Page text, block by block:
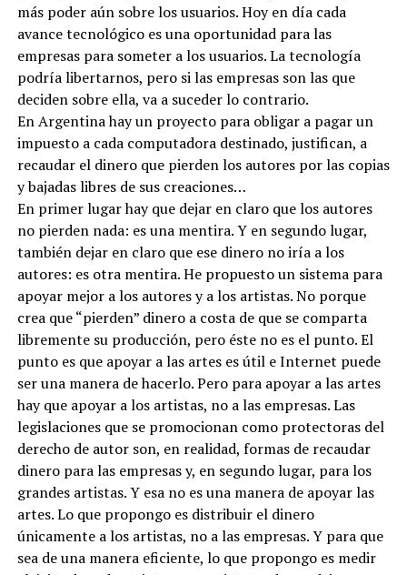
más poder aún sobre los usuarios. Hoy en día cada
avance tecnológico es una oportunidad para las
empresas para someter a los usuarios. La tecnología
podría libertarnos, pero si las empresas son las que
deciden sobre ella, va a suceder lo contrario.
En Argentina hay un proyecto para obligar a pagar un
impuesto a cada computadora destinado, justifican, a
recaudar el dinero que pierden los autores por las copias
y bajadas libres de sus creaciones…
En primer lugar hay que dejar en claro que los autores
no pierden nada: es una mentira. Y en segundo lugar,
también dejar en claro que ese dinero no iría a los
autores: es otra mentira. He propuesto un sistema para
apoyar mejor a los autores y a los artistas. No porque
crea que “pierden” dinero a costa de que se comparta
libremente su producción, pero éste no es el punto. El
punto es que apoyar a las artes es útil e Internet puede
ser una manera de hacerlo. Pero para apoyar a las artes
hay que apoyar a los artistas, no a las empresas. Las
legislaciones que se promocionan como protectoras del
derecho de autor son, en realidad, formas de recaudar
dinero para las empresas y, en segundo lugar, para los
grandes artistas. Y esa no es una manera de apoyar las
artes. Lo que propongo es distribuir el dinero
únicamente a los artistas, no a las empresas. Y para que
sea de una manera eficiente, lo que propongo es medir